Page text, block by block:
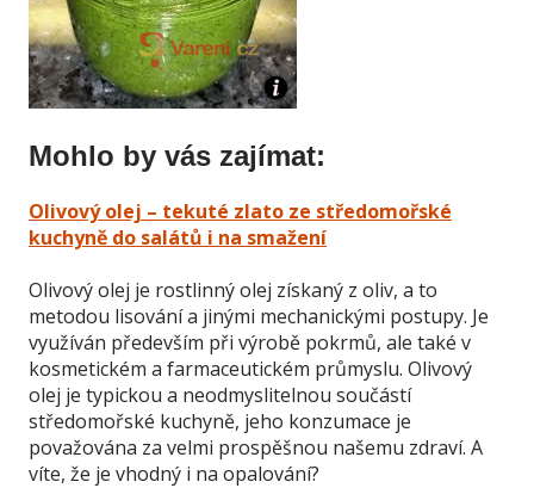
Mohlo by vás zajímat:
Olivový olej – tekuté zlato ze středomořské
kuchyně do salátů i na smažení
Olivový olej je rostlinný olej získaný z oliv, a to
metodou lisování a jinými mechanickými postupy. Je
využíván především při výrobě pokrmů, ale také v
kosmetickém a farmaceutickém průmyslu. Olivový
olej je typickou a neodmyslitelnou součástí
středomořské kuchyně, jeho konzumace je
považována za velmi prospěšnou našemu zdraví. A
víte, že je vhodný i na opalování?